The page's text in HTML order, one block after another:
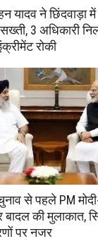
यादव ने छिंदवाड़ा में
3 अधिकारी
रोकी
से पहले PM
की मुलाकात,
पर नजर